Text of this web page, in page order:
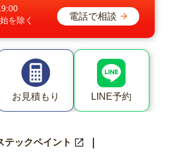
を除く 電話で相談
お見積もり LINE予約
テックペイント